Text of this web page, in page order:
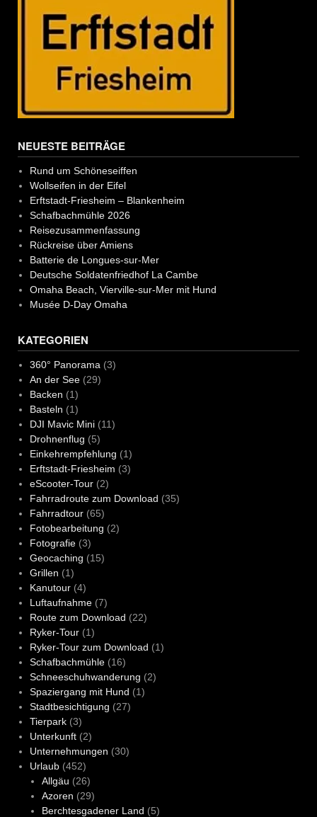
NEUESTE BEITRÄGE
Rund um Schöneseiffen
Wollseifen in der Eifel
Erftstadt-Friesheim – Blankenheim
Schafbachmühle 2026
Reisezusammenfassung
Rückreise über Amiens
Batterie de Longues-sur-Mer
Deutsche Soldatenfriedhof La Cambe
Omaha Beach, Vierville-sur-Mer mit Hund
Musée D-Day Omaha
KATEGORIEN
360° Panorama (3)
An der See(29)
Backen (1)
Basteln (1)
DJI Mavic Mini(11)
Drohnenflug (5)
Einkehrempfehlung (1)
Erftstadt-Friesheim (3)
eScooter-Tour(2)
Fahrradroute zum Download (35)
Fahrradtour(65)
Fotobearbeitung (2)
Fotografie(3)
Geocaching (15)
Grillen (1)
Kanutour(4)
Luftaufnahme(7)
Route zum Download (22)
Ryker-Tour(1)
Ryker-Tour zum Download (1)
Schafbachmühle(16)
Schneeschuhwanderung (2)
Spaziergang mit Hund (1)
Stadtbesichtigung (27)
Tierpark(3)
Unterkunft(2)
Unternehmungen (30)
Urlaub(452)
Allgäu (26)
Azoren (29)
Berchtesgadener Land (5)